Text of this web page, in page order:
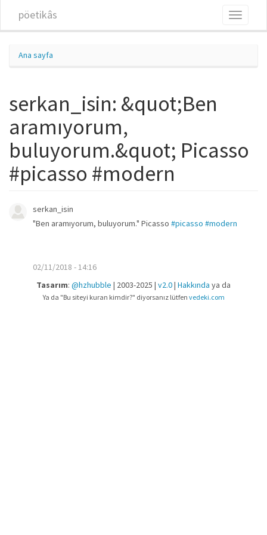
pöetikâs
Toggle
Ana sayfa
serkan_isin: &quot;Ben
aramıyorum,
buluyorum.&quot; Picasso
#picasso #modern
serkan_isin
"Ben aramıyorum, buluyorum." Picasso #picasso #modern
02/11/2018 - 14:16
Tasarım: @hzhubble | 2003-2025 | v2.0| Hakkında ya da
Ya da "Bu siteyi kuran kimdir?" diyorsanız lütfen vedeki.com